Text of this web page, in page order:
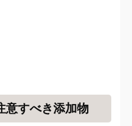
意すべき添加物